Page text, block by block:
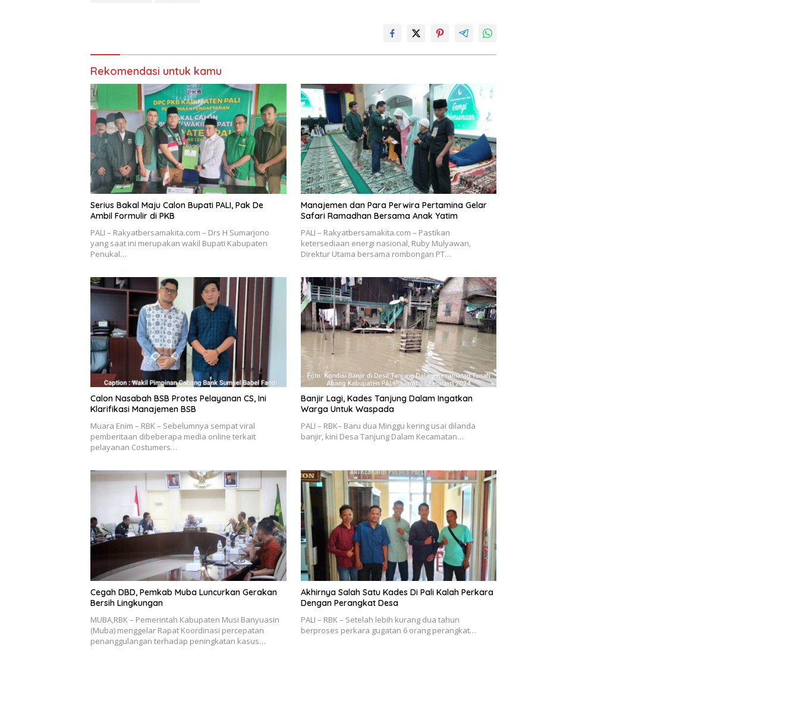
Rekomendasi untuk kamu
Serius Bakal Maju Calon Bupati PALI, Pak De
Ambil Formulir di PKB
PALI – Rakyatbersamakita.com – Drs H Sumarjono
yang saat ini merupakan wakil Bupati Kabupaten
Penukal…
Manajemen dan Para Perwira Pertamina Gelar
Safari Ramadhan Bersama Anak Yatim
PALI – Rakyatbersamakita.com – Pastikan
ketersediaan energi nasional, Ruby Mulyawan,
Direktur Utama bersama rombongan PT…
Calon Nasabah BSB Protes Pelayanan CS, Ini
Klarifikasi Manajemen BSB
Muara Enim – RBK – Sebelumnya sempat viral
pemberitaan dibeberapa media online terkait
pelayanan Costumers…
Banjir Lagi, Kades Tanjung Dalam Ingatkan
Warga Untuk Waspada
PALI – RBK– Baru dua Minggu kering usai dilanda
banjir, kini Desa Tanjung Dalam Kecamatan…
Cegah DBD, Pemkab Muba Luncurkan Gerakan
Bersih Lingkungan
MUBA,RBK – Pemerintah Kabupaten Musi Banyuasin
(Muba) menggelar Rapat Koordinasi percepatan
penanggulangan terhadap peningkatan kasus…
Akhirnya Salah Satu Kades Di Pali Kalah Perkara
Dengan Perangkat Desa
PALI – RBK – Setelah lebih kurang dua tahun
berproses perkara gugatan 6 orang perangkat…